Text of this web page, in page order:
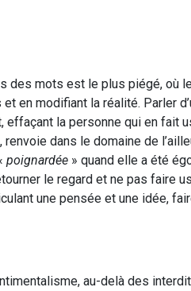
des mots est le plus piégé, où
en modifiant la réalité. Parler
la personne qui en fait
renvoie dans le domaine de
poignardée » quand elle a été
le regard et ne pas faire
une pensée et une idée,
au-delà des